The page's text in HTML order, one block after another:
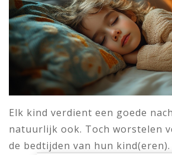
Elk kind verdient een goede
natuurlijk ook. Toch worstelen
de bedtijden van hun kind(eren).